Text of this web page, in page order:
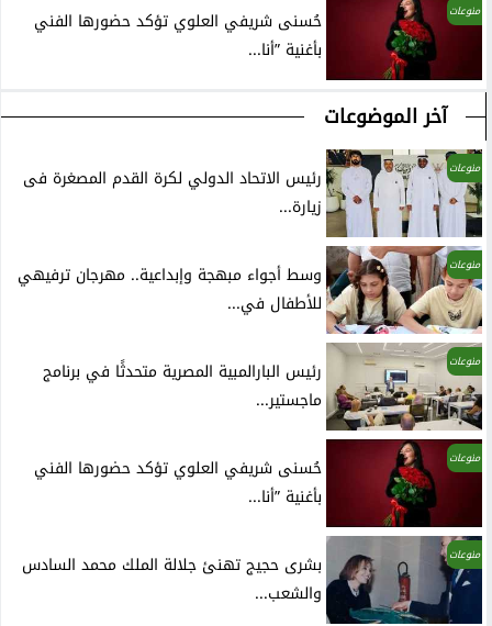
منوعات
حُسنى شريفي العلوي تؤكد حضورها الفني
بأغنية ”أنا...
آخر الموضوعات
منوعات
رئيس الاتحاد الدولي لكرة القدم المصغرة فى
زيارة...
منوعات
وسط أجواء مبهجة وإبداعية.. مهرجان ترفيهي
للأطفال في...
منوعات
رئيس البارالمبية المصرية متحدثًا في برنامج
ماجستير...
منوعات
حُسنى شريفي العلوي تؤكد حضورها الفني
بأغنية ”أنا...
منوعات
بشرى حجيج تهنئ جلالة الملك محمد السادس
والشعب...